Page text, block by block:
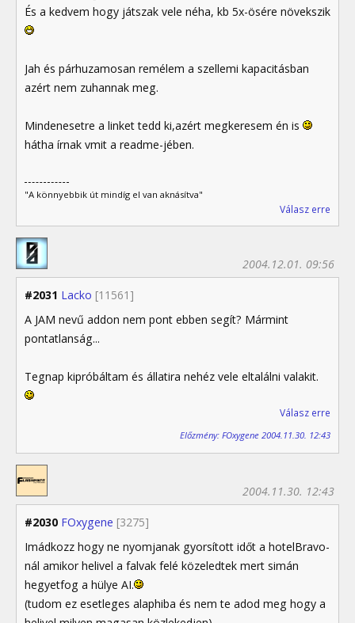
És a kedvem hogy játszak vele néha, kb 5x-ösére növekszik
Jah és párhuzamosan remélem a szellemi kapacitásban
azért nem zuhannak meg.
Mindenesetre a linket tedd ki,azért megkeresem én is
hátha írnak vmit a readme-jében.
"A könnyebbik út mindíg el van aknásítva"
Válasz erre
#2031 Lacko [11561]
2004.12.01. 09:56
A JAM nevű addon nem pont ebben segít? Mármint
pontatlanság...
Tegnap kipróbáltam és állatira nehéz vele eltalálni valakit.
Válasz erre
Előzmény: FOxygene 2004.11.30. 12:43
#2030 FOxygene [3275]
2004.11.30. 12:43
Imádkozz hogy ne nyomjanak gyorsított időt a hotelBravo-
nál amikor helivel a falvak felé közeledtek mert simán
hegyetfog a hülye AI.
(tudom ez esetleges alaphiba és nem te adod meg hogy a